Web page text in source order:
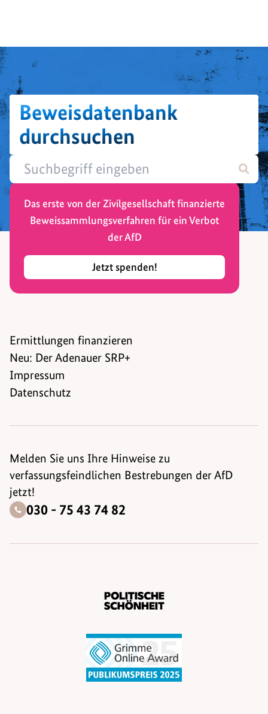
Beweisdatenbank
durchsuchen
Das erste von der Zivilgesellschaft finanzierte
Beweissammlungsverfahren für ein Verbot
der AfD
Jetzt spenden!
Ermittlungen finanzieren
Neu: Der Adenauer SRP+
Impressum
Datenschutz
Melden Sie uns Ihre Hinweise zu
verfassungsfeindlichen Bestrebungen der AfD
jetzt!
030 - 75 43 74 82